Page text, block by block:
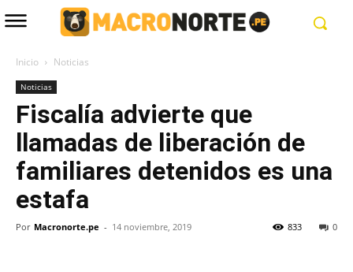
Inicio Noticias
Noticias
Fiscalía advierte que
llamadas de liberación de
familiares detenidos es una
estafa
Por Macronorte.pe - 14 noviembre, 2019 0
833